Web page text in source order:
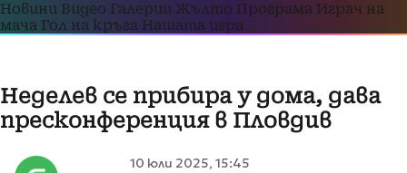
Новини Видео Галерии Жълто Програма Играч на
мача Гол на кръга Нашата игра
Неделев се прибира у дома, дава
пресконференция в Пловдив
10 юли 2025, 15:45